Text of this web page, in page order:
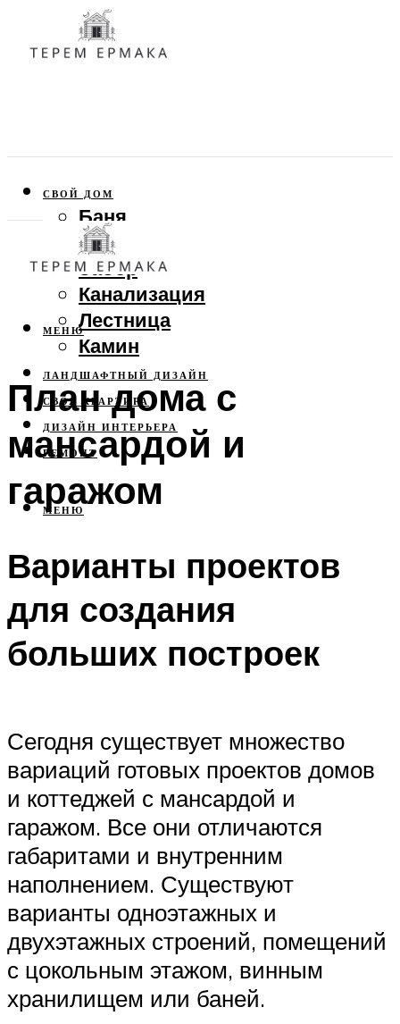
СВОЙ ДОМ
Баня
Веранда
Забор
Канализация
Лестница
Камин
ЛАНДШАФТНЫЙ ДИЗАЙН
СВОЯ КВАРТИРА
ДИЗАЙН ИНТЕРЬЕРА
РЕМОНТ
МЕНЮ
МЕНЮ
План дома с
мансардой и
гаражом
Варианты проектов
для создания
больших построек
Сегодня существует множество
вариаций готовых проектов домов
и коттеджей с мансардой и
гаражом. Все они отличаются
габаритами и внутренним
наполнением. Существуют
варианты одноэтажных и
двухэтажных строений, помещений
с цокольным этажом, винным
хранилищем или баней.